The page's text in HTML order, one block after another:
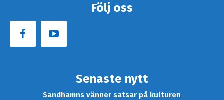
Följ oss
Senaste nytt
Sandhamns vänner satsar på kulturen